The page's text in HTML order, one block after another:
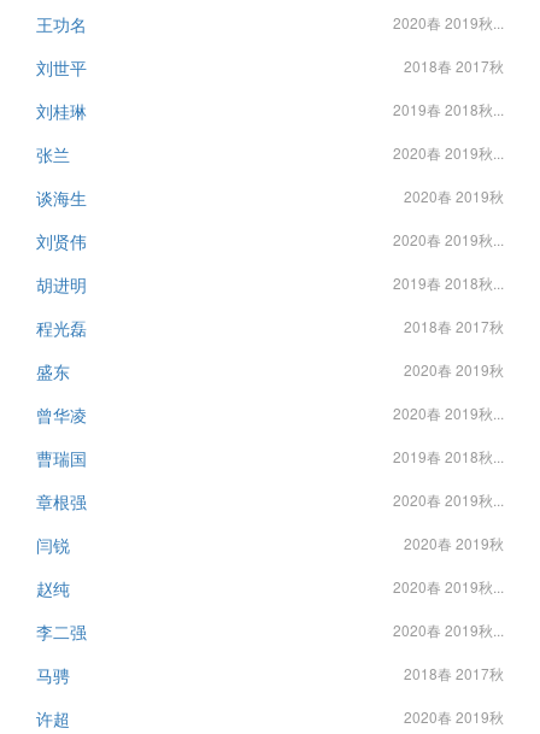
王功名 2020春 2019秋...
刘世平 2018春 2017秋
刘桂琳 2019春 2018秋...
张兰 2020春 2019秋...
谈海生 2020春 2019秋
刘贤伟 2020春 2019秋...
胡进明 2019春 2018秋...
程光磊 2018春 2017秋
盛东 2020春 2019秋
曾华凌 2020春 2019秋...
曹瑞国 2019春 2018秋...
章根强 2020春 2019秋...
闫锐 2020春 2019秋
赵纯 2020春 2019秋...
李二强 2020春 2019秋...
马骋 2018春 2017秋
许超 2020春 2019秋